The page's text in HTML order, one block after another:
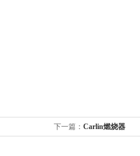
下一篇： Carlin燃烧器